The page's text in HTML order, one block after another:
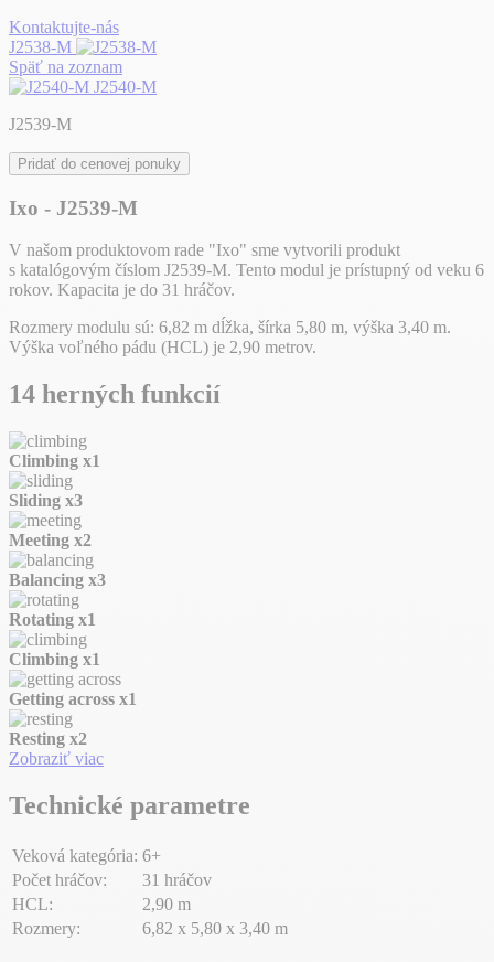
Kontaktujte-nás
J2538-M
Späť na zoznam
J2540-M
J2539-M
Pridať do cenovej ponuky
Ixo - J2539-M
V našom produktovom rade "Ixo" sme vytvorili produkt
s katalógovým číslom J2539-M. Tento modul je prístupný od veku 6
rokov. Kapacita je do 31 hráčov.
Rozmery modulu sú: 6,82 m dĺžka, šírka 5,80 m, výška 3,40 m.
Výška voľného pádu (HCL) je 2,90 metrov.
14 herných funkcií
Climbing x1
Sliding x3
Meeting x2
Balancing x3
Rotating x1
Climbing x1
Getting across x1
Resting x2
Zobraziť viac
Technické parametre
Veková kategória: 6+
Počet hráčov:
31 hráčov
HCL:
2,90 m
Rozmery:
6,82 x 5,80 x 3,40 m